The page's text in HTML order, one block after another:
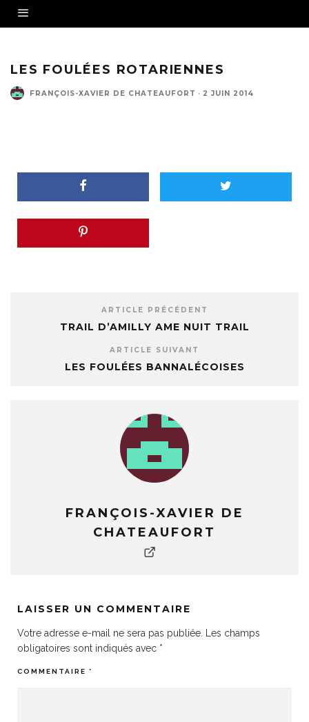
LES FOULÉES ROTARIENNES
FRANÇOIS-XAVIER DE CHATEAUFORT · 2 JUIN 2014
ARTICLE PRÉCÉDENT
TRAIL D’AMILLY AME NUIT TRAIL
ARTICLE SUIVANT
LES FOULÉES BANNALÉCOISES
FRANÇOIS-XAVIER DE
CHATEAUFORT
LAISSER UN COMMENTAIRE
Votre adresse e-mail ne sera pas publiée.
Les champs
obligatoires sont indiqués avec *
COMMENTAIRE *